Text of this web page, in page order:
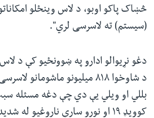
څښاک پاکو اوبو، د لاس وینځلو
(سیستم) ته لاسرسی لري".
دغو نړیوالو ادارو په ښوونځیو کې د لاس
د شاوخوا ۸۱۸ میلیونو
بللي او ویلي یې دي چې دغه مسئله
کوویډ ۱۹ او نورو ساري ناروغیو له شدید خطر سره مخامخ شي.